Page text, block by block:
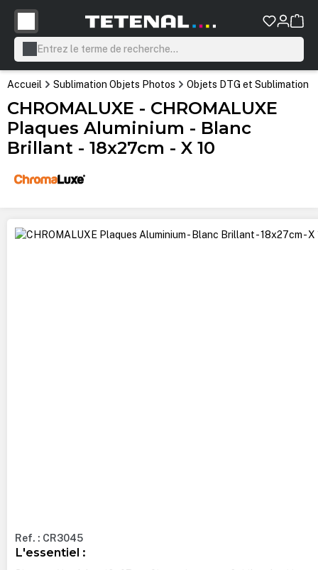
principal
Accueil Sublimation Objets Photos Objets DTG et Sublimation
CHROMALUXE - CHROMALUXE
Plaques Aluminium - Blanc
Brillant - 18x27cm - X 10
Ignorer la galerie d'images
Ref. : CR3045
L'essentiel :